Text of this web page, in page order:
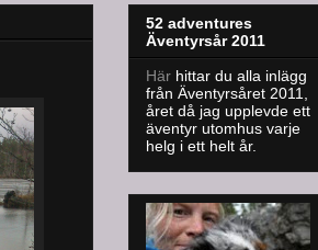
52 adventures
Äventyrsår 2011
Här hittar du alla inlägg
från Äventyrsåret 2011,
året då jag upplevde ett
äventyr utomhus varje
helg i ett helt år.